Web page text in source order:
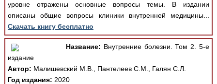
уровне отражены основные вопросы темы. В издании
описаны общие вопросы клиники внутренней медицины...
Скачать книгу бесплатно
Название: Внутренние болезни. Том 2. 5-е
издание
Автор: Малишевский М.В., Пантелеев С.М., Галян С.Л.
Год издания: 2020